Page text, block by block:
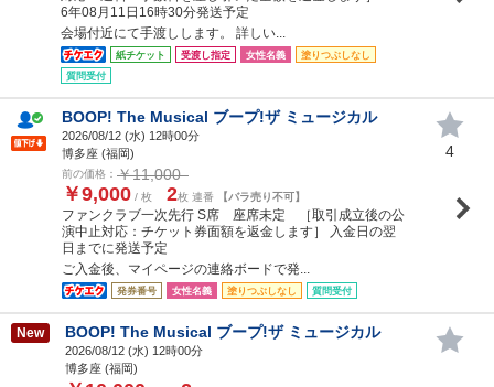
6年08月11日16時30分発送予定
会場付近にて手渡しします。 詳しい...
紙チケット 受渡し指定 女性名義
塗りつぶしなし
質問受付
BOOP! The Musical ブープ!ザ ミュージカル
2026/08/12 (水) 12時00分
博多座 (福岡)
前の価格： ￥11,000
￥9,000 / 枚 2枚 連番 【バラ売り不可】
ファンクラブ一次先行 S席 座席未定 ［取引成立後の公
演中止対応：チケット券面額を返金します］ 入金日の翌
日までに発送予定
ご入金後、マイページの連絡ボードで発...
発券番号 女性名義 塗りつぶしなし 質問受付
4
New BOOP! The Musical ブープ!ザ ミュージカル
2026/08/12 (水) 12時00分
博多座 (福岡)